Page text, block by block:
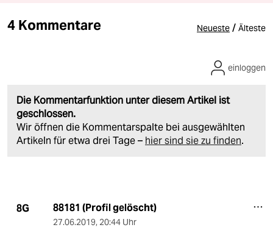
4 Kommentare Neueste / Älteste
Die Kommentarfunktion unter diesem Artikel ist
geschlossen.
Wir öffnen die Kommentarspalte bei ausgewählten
Artikeln für etwa drei Tage – hier sind sie zu finden.
einloggen
8G 88181 (Profil gelöscht)
27.06.2019, 20:44 Uhr